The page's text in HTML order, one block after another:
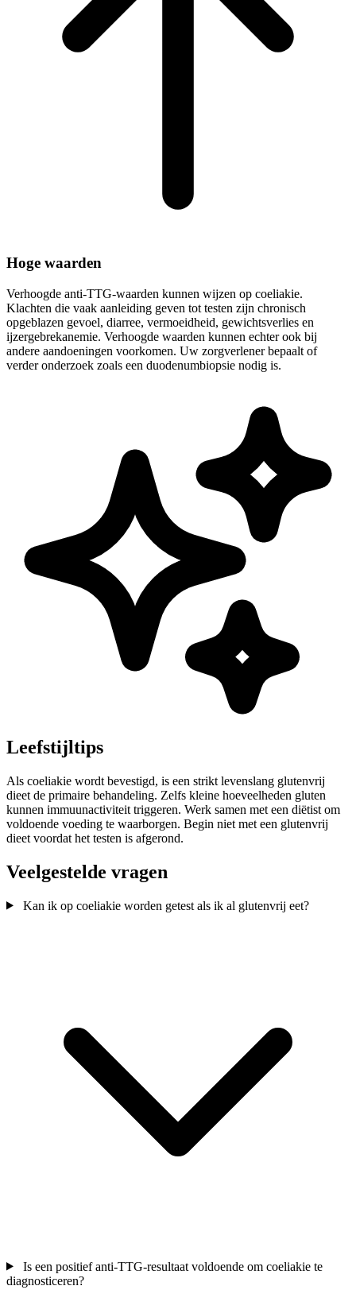
Hoge waarden
Verhoogde anti-TTG-waarden kunnen wijzen op coeliakie.
Klachten die vaak aanleiding geven tot testen zijn chronisch
opgeblazen gevoel, diarree, vermoeidheid, gewichtsverlies en
ijzergebrekanemie. Verhoogde waarden kunnen echter ook bij
andere aandoeningen voorkomen. Uw zorgverlener bepaalt of
verder onderzoek zoals een duodenumbiopsie nodig is.
Leefstijltips
Als coeliakie wordt bevestigd, is een strikt levenslang glutenvrij
dieet de primaire behandeling. Zelfs kleine hoeveelheden gluten
kunnen immuunactiviteit triggeren. Werk samen met een diëtist om
voldoende voeding te waarborgen. Begin niet met een glutenvrij
dieet voordat het testen is afgerond.
Veelgestelde vragen
Kan ik op coeliakie worden getest als ik al glutenvrij eet?
Is een positief anti-TTG-resultaat voldoende om coeliakie te
diagnosticeren?